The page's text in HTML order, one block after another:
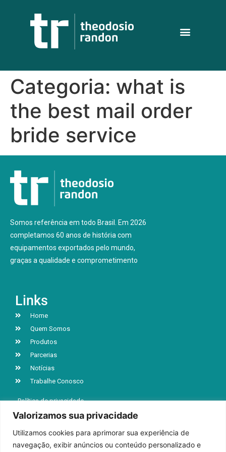
Valorizamos sua privacidade
Utilizamos cookies para aprimorar sua experiência de
navegação, exibir anúncios ou conteúdo personalizado e
Categoria: what is
the best mail order
bride service
Somos referência em todo Brasil. Em 2026
completamos 60 anos de história com
equipamentos exportados pelo mundo,
graças a qualidade e comprometimento
Links
Home
Quem Somos
Produtos
Parcerias
Notícias
Trabalhe Conosco
Política de privacidade
R. Jacob Luchesi, n° 5039, Bairro Santa Lúcia
Caxias do Sul | RS | CEP 95032-000